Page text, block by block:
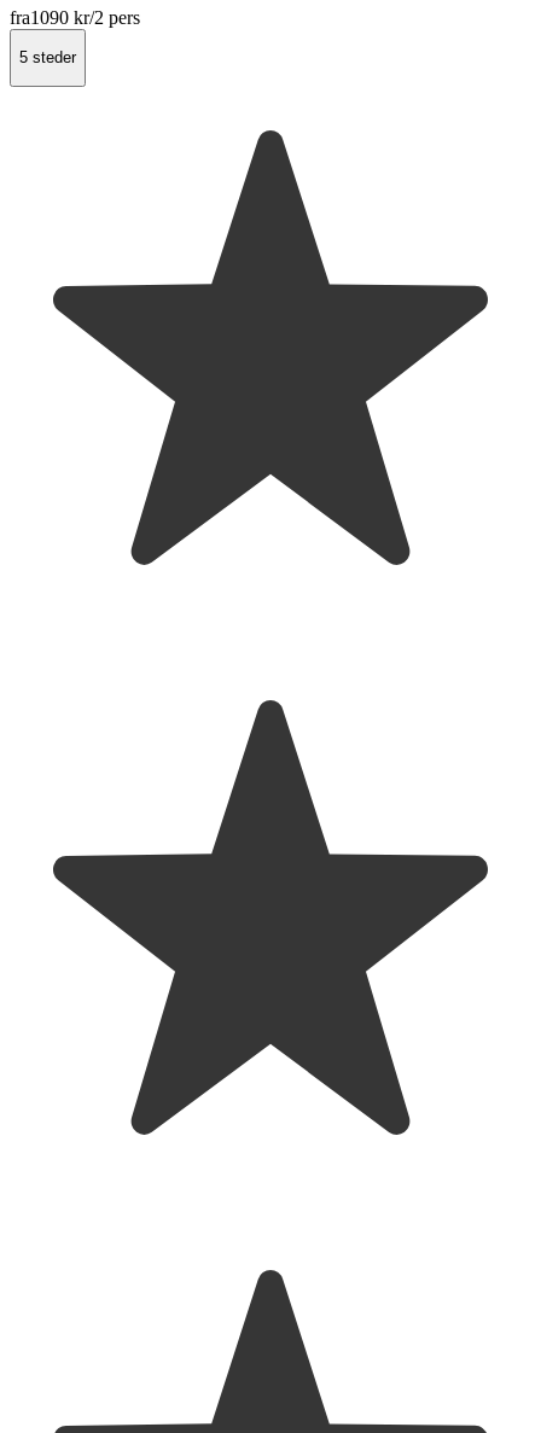
fra1090 kr/2 pers
5 steder